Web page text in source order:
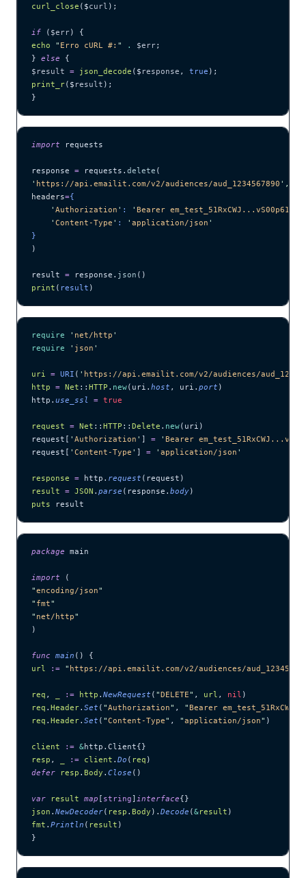
curl_close ($curl );
if ( $err) {
echo " Erro cURL #: " . $err;
} else {
$result = json_decode ($ response , true );
print_r($ result );
}
import requests
response = requests. delete (
' https://api.emailit.com/v2/audiences/aud_1234567890 ' ,
headers={
    '
Authorization ' : ' Bearer
    '
Content-Type ' : ' application/json '
}
)
result = response. json ()
print ( result )
require ' net/http '
require ' json '
uri = URI ( ' https://api.emailit.com/v2/audiences/
http = Net :: HTTP . new(uri. host , uri. port )
http. use_ssl = true
request = Net :: HTTP :: Delete . new(uri)
request[ ' Authorization ' ] = ' Bearer
request[ ' Content-Type ' ] = ' application/json '
response = http. request (request)
result = JSON . parse (response. body)
puts result
package main
import (
"encoding/json"
" fmt"
" net/http"
)
func main () {
url := " https://api.emailit.com/v2/audiences/
req , := http . NewRequest ( "DELETE" , url , nil )
req . Header. Set ( "Authorization" , "Bearer
req . Header. Set ( "Content-Type" , "application/json" )
client := &http.Client{}
resp , := client . Do ( req )
defer resp . Body . Close ()
var result map [ string] interface{}
json . NewDecoder( resp . Body ). Decode (&result )
fmt . Println ( result )
}